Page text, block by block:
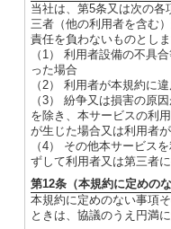
当社は、第5条又は次の
三者（他の利用者を含む
責任を負わないものとしま
（1） 利用者設備の不具
った場合
（2） 利用者が本規約に
（3） 紛争又は損害の原
を除き、本サービスの利
が生じた場合又は利用者
（4） その他本サービス
ずして利用者又は第三者
第12条（本規約に定めのな
本規約に定めのない事項
ときは、協議のうえ円満